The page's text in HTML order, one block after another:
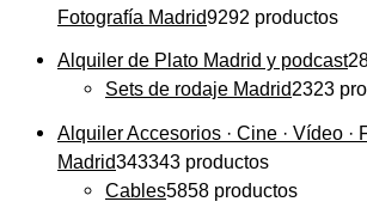
Fotografía Madrid9292 productos
Alquiler de Plato Madrid y podcast
Sets de rodaje Madrid2323
Alquiler Accesorios · Cine · Vídeo ·
Madrid343343 productos
Cables5858 productos